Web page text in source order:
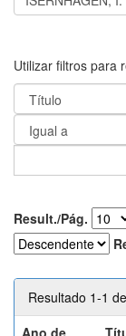
Utilizar filtros para
Result./Pág.
Resultado 1-1
Ano de